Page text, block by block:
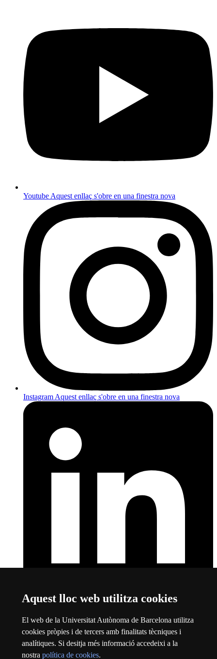
Aquest lloc web utilitza cookies
El web de la Universitat Autònoma de Barcelona utilitza
cookies pròpies i de tercers amb finalitats tècniques i
analítiques. Si desitja més informació accedeixi a la
nostra política de cookies.
Youtube Aquest enllaç s'obre en una finestra nova
Instagram Aquest enllaç s'obre en una finestra nova
LinkedInAquest enllaç s'obre en una finestra nova
Sobre el web
Universitat Autònoma de Barcelona
Avís legalAquest enllaç s'obre en una finestra nova